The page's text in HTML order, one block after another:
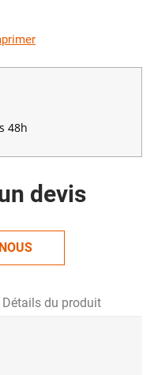
48h
devis
Détails du produit